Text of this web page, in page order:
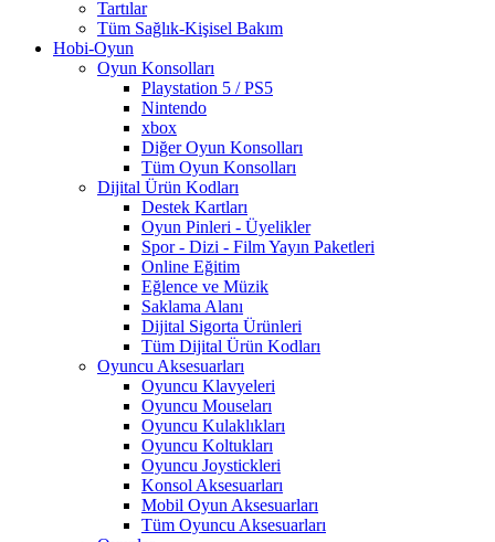
Tartılar
Tüm Sağlık-Kişisel Bakım
Hobi-Oyun
Oyun Konsolları
Playstation 5 / PS5
Nintendo
xbox
Diğer Oyun Konsolları
Tüm Oyun Konsolları
Dijital Ürün Kodları
Destek Kartları
Oyun Pinleri - Üyelikler
Spor - Dizi - Film Yayın Paketleri
Online Eğitim
Eğlence ve Müzik
Saklama Alanı
Dijital Sigorta Ürünleri
Tüm Dijital Ürün Kodları
Oyuncu Aksesuarları
Oyuncu Klavyeleri
Oyuncu Mouseları
Oyuncu Kulaklıkları
Oyuncu Koltukları
Oyuncu Joystickleri
Konsol Aksesuarları
Mobil Oyun Aksesuarları
Tüm Oyuncu Aksesuarları